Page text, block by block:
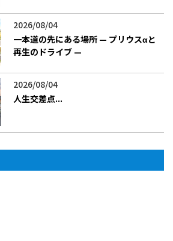
2026/08/04
一本道の先にある場所 — プリウスαと
再生のドライブ —
2026/08/04
人生交差点...